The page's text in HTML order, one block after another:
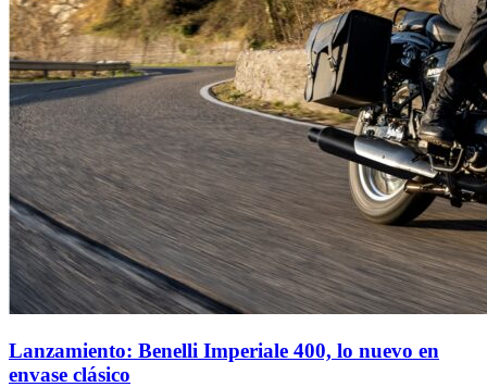
Lanzamiento: Benelli Imperiale 400, lo nuevo en
envase clásico